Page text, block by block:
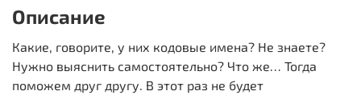
Описание
Какие, говорите, у них кодовые имена? Не знаете?
Нужно выяснить самостоятельно? Что же… Тогда
поможем друг другу. В этот раз не будет